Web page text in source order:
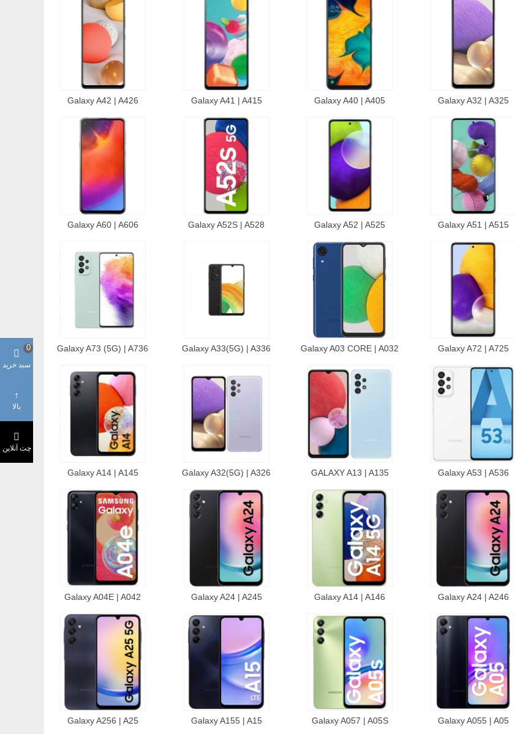
Galaxy A32 | A325
Galaxy A40 | A405
Galaxy A41 | A415
Galaxy A42 | A426
Galaxy A51 | A515
Galaxy A52 | A525
Galaxy A52S | A528
Galaxy A60 | A606
Galaxy A72 | A725
Galaxy A03 CORE | A032
Galaxy A33(5G) | A336
Galaxy A73 (5G) | A736
Galaxy A53 | A536
GALAXY A13 | A135
Galaxy A32(5G) | A326
Galaxy A14 | A145
Galaxy A24 | A246
Galaxy A14 | A146
Galaxy A24 | A245
Galaxy A04E | A042
Galaxy A055 | A05
Galaxy A057 | A05S
Galaxy A155 | A15
Galaxy A256 | A25
سبد خرید
0
بالا
چت آنلاین